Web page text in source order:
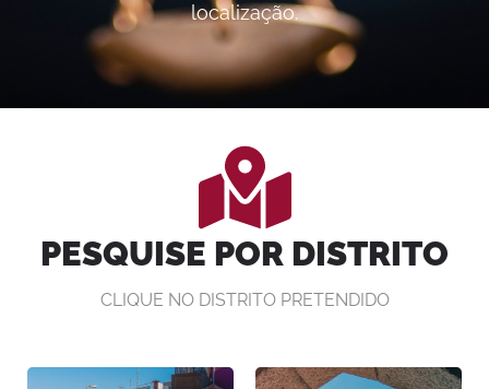
localização.
PESQUISE POR DISTRITO
CLIQUE NO DISTRITO PRETENDIDO